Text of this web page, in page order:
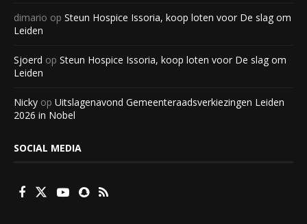
dimario op Steun Hospice Issoria, koop loten voor De slag om
Leiden
Sjoerd op Steun Hospice Issoria, koop loten voor De slag om
Leiden
Nicky op Uitslagenavond Gemeenteraadsverkiezingen Leiden
2026 in Nobel
SOCIAL MEDIA